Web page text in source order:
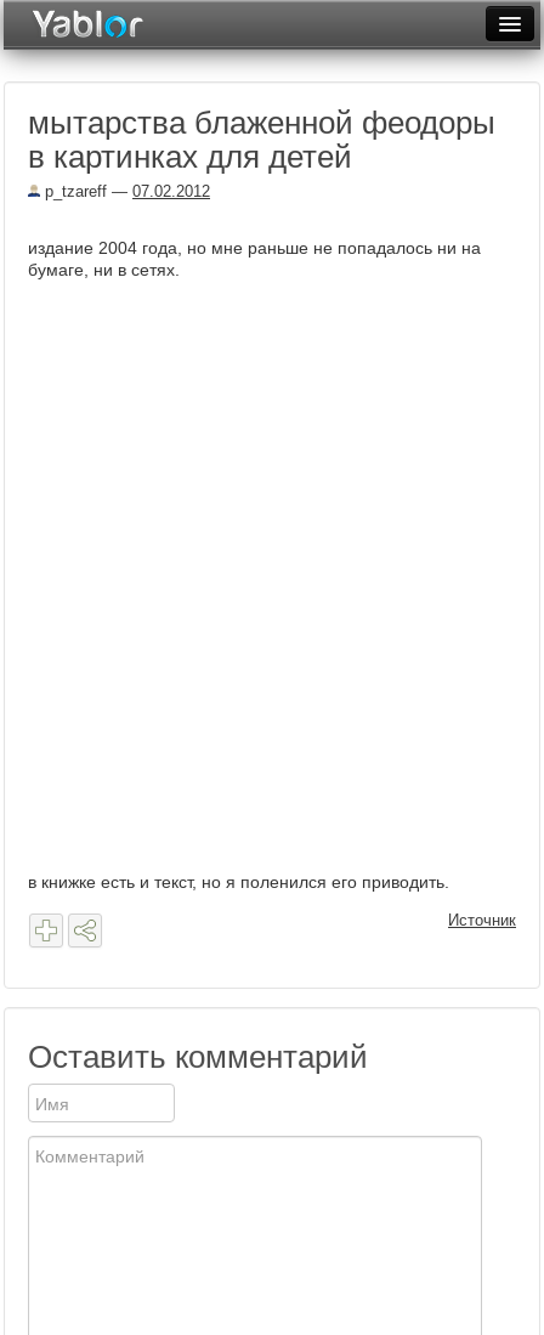
Неделя
Месяц
мытарства блаженной феодоры
в картинках для детей
p_tzareff — 07.02.2012
издание 2004 года, но мне раньше не попадалось ни на
бумаге, ни в сетях.
в книжке есть и текст, но я поленился его приводить.
Источник
Оставить комментарий